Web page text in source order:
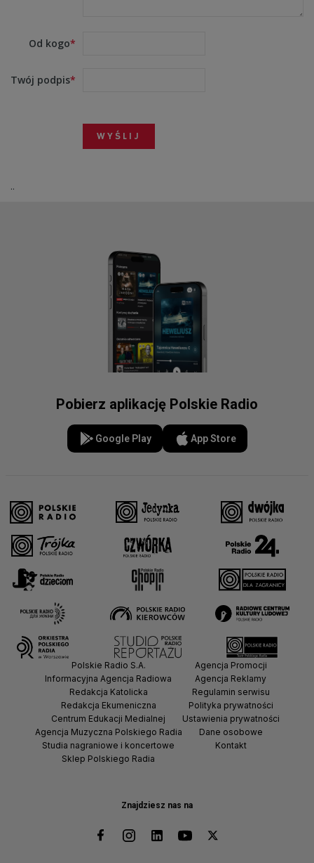
Od kogo
Twój podpis
..
Pobierz aplikację Polskie Radio
Google Play App Store
Znajdziesz nas na
Polskie Radio S.A.
Informacyjna Agencja Radiowa
Redakcja Katolicka
Redakcja Ekumeniczna
Centrum Edukacji Medialnej
Agencja Muzyczna Polskiego Radia
Studia nagraniowe i koncertowe
Sklep Polskiego Radia
Agencja Promocji
Agencja Reklamy
Regulamin serwisu
Polityka prywatności
Ustawienia prywatności
Dane osobowe
Kontakt